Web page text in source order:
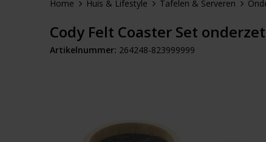
Home Huis & Lifestyle Tafelen & Serveren
Cody Felt Coaster Set
Artikelnummer: 264248-823999999